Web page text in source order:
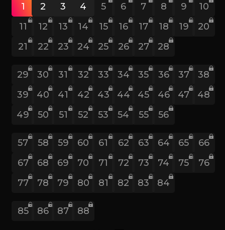
1 2 3 4 5 6 7 8 9
10
11
12 13 14 15 16 17 18 19
20
21
22 23 24 25 26 27 28
29 30 31 32 33 34 35 36 37
38
39
40 41 42 43 44 45 46 47
48
49
50 51 52 53 54 55 56
57 58 59 60 61 62 63 64 65
66
67
68 69 70 71 72 73 74 75
76
77
78 79 80 81 82 83 84
85 86 87 88